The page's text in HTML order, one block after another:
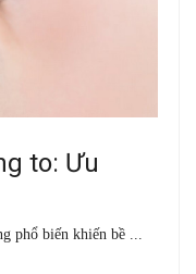
to: Ưu
phổ biến khiến bề ...